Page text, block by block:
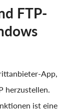
FTP-
App,
herzustellen.
ist eine